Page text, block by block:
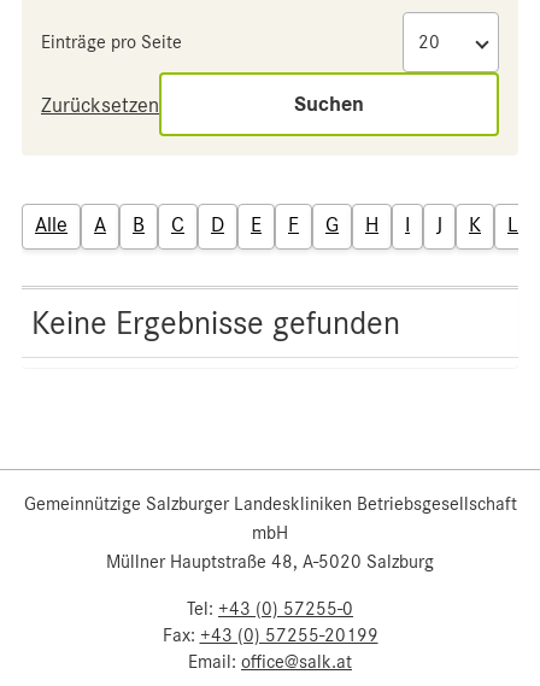
Einträge pro Seite
Zurücksetzen Suchen
Alle A B C D E F G H I J K L
Keine Ergebnisse gefunden
Gemeinnützige Salzburger Landeskliniken Betriebsgesellschaft
mbH
Müllner Hauptstraße 48, A-5020 Salzburg
Tel: +43 (0) 57255-0
Fax: +43 (0) 57255-20199
Email: office@salk.at